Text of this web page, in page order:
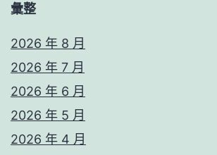
彙整
2026 年 8 月
2026 年 7 月
2026 年 6 月
2026 年 5 月
2026 年 4 月